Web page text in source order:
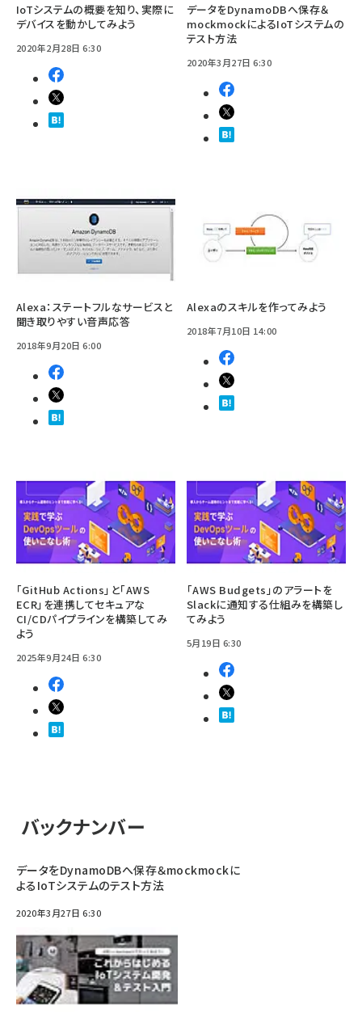
IoTシステムの概要を知り、実際に
デバイスを動かしてみよう
2020年2月28日 6:30
データをDynamoDBへ保存＆
mockmockによるIoTシステムの
テスト方法
2020年3月27日 6:30
Alexa：ステートフルなサービスと
聞き取りやすい音声応答
2018年9月20日 6:00
Alexaのスキルを作ってみよう
2018年7月10日 14:00
「GitHub Actions」と「AWS
ECR」を連携してセキュアな
CI/CDパイプラインを構築してみ
よう
2025年9月24日 6:30
「AWS Budgets」のアラートを
Slackに通知する仕組みを構築し
てみよう
5月19日 6:30
バックナンバー
データをDynamoDBへ保存＆mockmockに
よるIoTシステムのテスト方法
2020年3月27日 6:30